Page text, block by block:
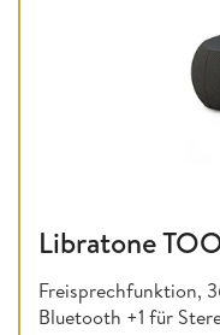
Libratone
Freisprechfunktion,
Bluetooth +1 für